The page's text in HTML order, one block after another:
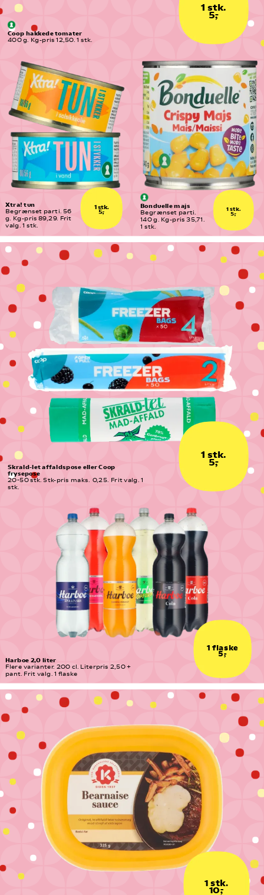
1 stk.
5,-
Xtra! tun
Begrænset parti. 56
g. Kg-pris 89,29. Frit
valg. 1 stk.
1 stk.
5,-
Coop hakkede tomater
400 g. Kg-pris 12,50. 1 stk.
1 stk.
5,-
Bonduelle majs
Begrænset parti.
140 g. Kg-pris 35,71.
1 stk.
1 stk.
5,-
Skrald-let affaldspose eller Coop
frysepose
20-50 stk. Stk-pris maks.  0,25. Frit valg. 1
stk.
1 flaske
5,-
Harboe 2,0 liter
Flere varianter. 200 cl. Literpris 2,50 +
pant. Frit valg. 1 flaske
1 stk.
10,-